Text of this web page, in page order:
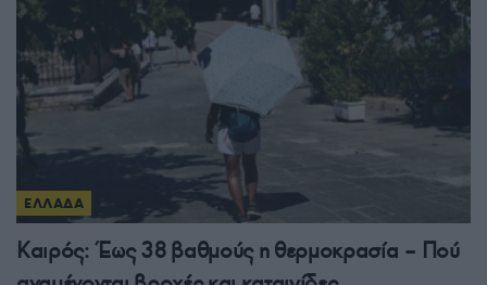
ΕΛΛΑΔΑ
Καιρός: Έως 38 βαθμούς η θερμοκρασία – Πού